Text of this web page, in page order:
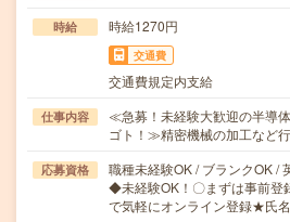
時給 時給1270円
交通費
交通費規定内支給
仕事内容
≪急募！未経験大歓迎の半導
ゴト！≫精密機械の加工など
応募資格
職種未経験OK / ブランクOK /
◆未経験OK！〇まずは事前登
で気軽にオンライン登録★氏